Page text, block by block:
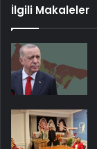
İlgili Makaleler